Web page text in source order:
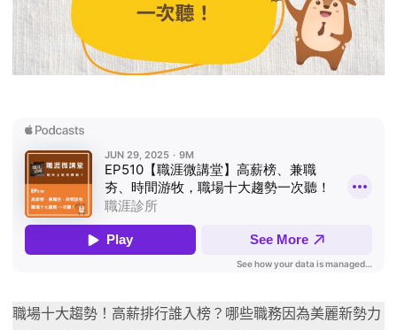
職場十大趨勢！高薪排行誰入榜？哪些職務因為美麗新勢力